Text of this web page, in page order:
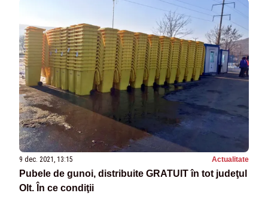
9 dec. 2021, 13:15 Actualitate
Pubele de gunoi, distribuite GRATUIT în tot judeţul
Olt. În ce condiţii